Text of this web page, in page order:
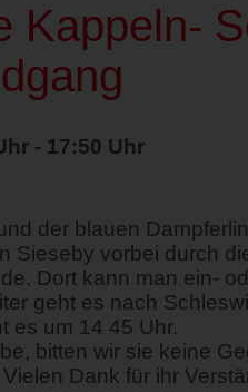
Kappeln-
- 17:50 Uhr
der blauen
Sieseby vorbei durch
Dort kann man ein-
geht es nach
es um 14 45 Uhr.
bitten wir sie keine
Dank für ihr